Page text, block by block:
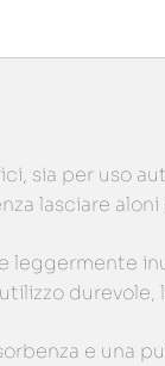
sia per uso
lasciare aloni
leggermente
durevole,
e una